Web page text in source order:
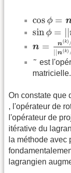
cos ϕ =
ϕ
sinϕ =
sin ϕ= n(k
n = n(k)
n(k)
n=n( ∧n
~
~ est
matricielle.
On constate que
, l'opérateur de
l'opérateur de
itérative du
la méthode avec
lagrangien